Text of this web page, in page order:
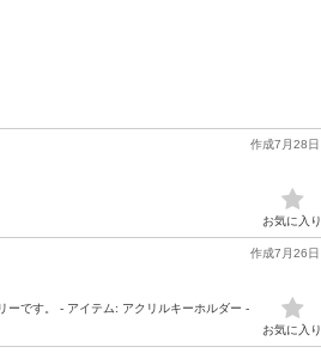
作成7月28日
お気に入り
ーです。 - アイテム: アクリルキーホルダー -
作成7月26日
お気に入り